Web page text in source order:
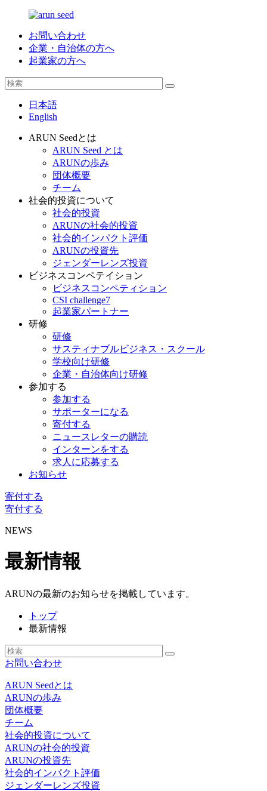
お問い合わせ
企業・自治体の方へ
起業家の方へ
日本語
English
ARUN Seedとは
ARUN Seed とは
ARUNの歩み
団体概要
チーム
社会的投資について
社会的投資
ARUNの社会的投資
社会的インパクト評価
ARUNの投資先
ジェンダーレンズ投資
ビジネスコンペテイション
ビジネスコンペティション
CSI challenge7
起業家パートナー
研修
研修
サスティナブルビジネス・スクール
学校向け研修
企業・自治体向け研修
参加する
参加する
サポーターになる
寄付する
ニュースレターの購読
インターンをする
求人に応募する
お知らせ
寄付する
寄付する
NEWS
最新情報
ARUNの最新のお知らせを掲載しています。
トップ
最新情報
お問い合わせ
ARUN Seedとは
ARUNの歩み
団体概要
チーム
社会的投資について
ARUNの社会的投資
ARUNの投資先
社会的インパクト評価
ジェンダーレンズ投資